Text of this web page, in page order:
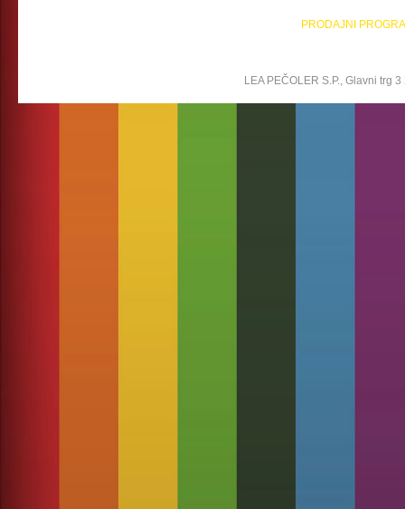
PRODAJNI
LEA PEČOLER S.P., Glavni trg